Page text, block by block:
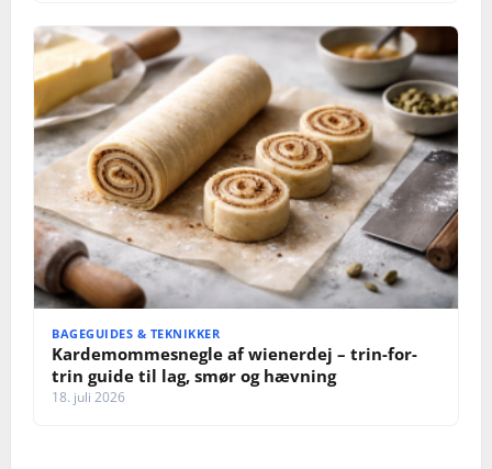
BAGEGUIDES & TEKNIKKER
Kardemommesnegle af wienerdej – trin-for-
trin guide til lag, smør og hævning
18. juli 2026